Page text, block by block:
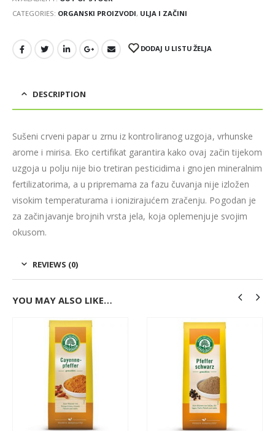
CATEGORIES: ORGANSKI PROIZVODI, ULJA I ZAČINI
DODAJ U LISTU ŽELJA
DESCRIPTION
Sušeni crveni papar u zrnu iz kontroliranog uzgoja, vrhunske
arome i mirisa. Eko certifikat garantira kako ovaj začin tijekom
uzgoja u polju nije bio tretiran pesticidima i gnojen mineralnim
fertilizatorima, a u pripremama za fazu čuvanja nije izložen
visokim temperaturama i ionizirajućem zračenju. Pogodan je
za začinjavanje brojnih vrsta jela, koja oplemenjuje svojim
okusom.
REVIEWS (0)
YOU MAY ALSO LIKE…